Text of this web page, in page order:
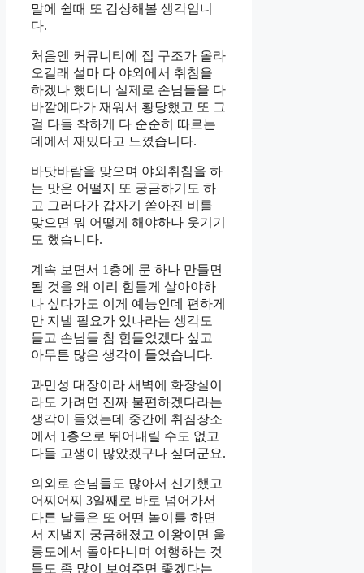
말에 쉴때 또 감상해볼 생각입니
다.
처음엔 커뮤니티에 집 구조가 올라
오길래 설마 다 야외에서 취침을
하겠나 했더니 실제로 손님들을 다
바깥에다가 재워서 황당했고 또 그
걸 다들 착하게 다 순순히 따르는
데에서 재밌다고 느꼈습니다.
바닷바람을 맞으며 야외취침을 하
는 맛은 어떨지 또 궁금하기도 하
고 그러다가 갑자기 쏟아진 비를
맞으면 뭐 어떻게 해야하나 웃기기
도 했습니다.
계속 보면서 1층에 문 하나 만들면
될 것을 왜 이리 힘들게 살아야하
나 싶다가도 이게 예능인데 편하게
만 지낼 필요가 있나라는 생각도
들고 손님들 참 힘들었겠다 싶고
아무튼 많은 생각이 들었습니다.
과민성 대장이라 새벽에 화장실이
라도 가려면 진짜 불편하겠다라는
생각이 들었는데 중간에 취짐장소
에서 1층으로 뛰어내릴 수도 없고
다들 고생이 많았겠구나 싶더군요.
의외로 손님들도 많아서 신기했고
어찌어찌 3일째로 바로 넘어가서
다른 날들은 또 어떤 놀이를 하면
서 지낼지 궁금해졌고 이왕이면 울
릉도에서 돌아다니며 여행하는 것
들도 좀 많이 보여주면 좋겠다는